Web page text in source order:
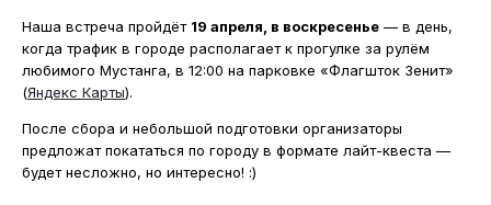
Наша встреча пройдёт 19 апреля, в воскресенье — в день,
когда трафик в городе располагает к прогулке за рулём
любимого Мустанга, в 12:00 на парковке «Флагшток Зенит»
(Яндекс Карты).
После сбора и небольшой подготовки организаторы
предложат покататься по городу в формате лайт-квеста —
будет несложно, но интересно! :)